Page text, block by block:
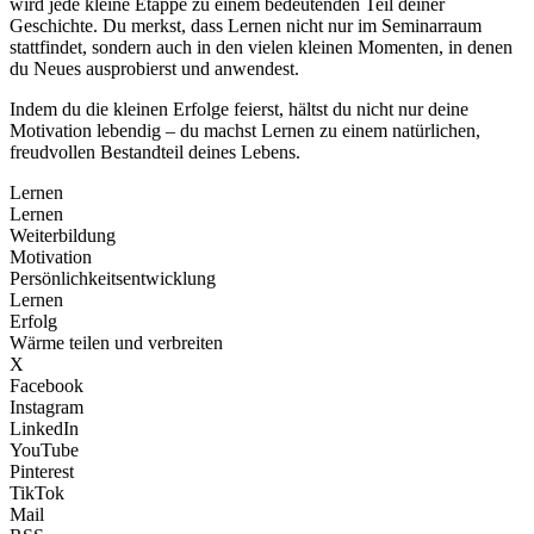
wird jede kleine Etappe zu einem bedeutenden Teil deiner
Geschichte. Du merkst, dass Lernen nicht nur im Seminarraum
stattfindet, sondern auch in den vielen kleinen Momenten, in denen
du Neues ausprobierst und anwendest.
Indem du die kleinen Erfolge feierst, hältst du nicht nur deine
Motivation lebendig – du machst Lernen zu einem natürlichen,
freudvollen Bestandteil deines Lebens.
Lernen
Lernen
Weiterbildung
Motivation
Persönlichkeitsentwicklung
Lernen
Erfolg
Wärme teilen und verbreiten
X
Facebook
Instagram
LinkedIn
YouTube
Pinterest
TikTok
Mail